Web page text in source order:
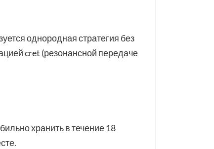
однородная стратегия без
cret (резонансной передаче
хранить в течение 18